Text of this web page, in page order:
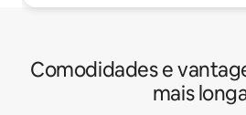
Comodidades e
mais